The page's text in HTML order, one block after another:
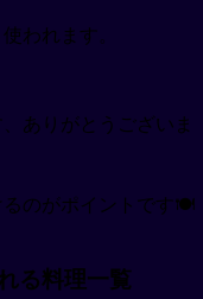
われます。
ありがとうございま
るのがポイントです🍽️
る料理一覧